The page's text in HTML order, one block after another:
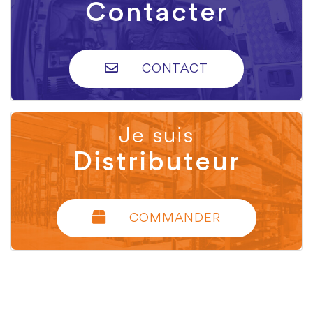
Contacter
CONTACT
Je suis
Distributeur
COMMANDER